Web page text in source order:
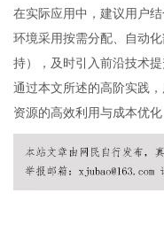
在实际应用中，建议用户
环境采用按需分配、自动
持），及时引入前沿技术提
通过本文所述的高阶实践
资源的高效利用与成本优